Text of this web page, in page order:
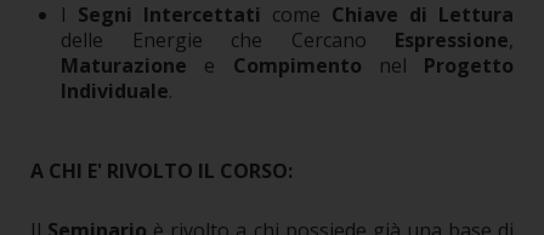
I Segni Intercettati come Chiave di Lettura
delle Energie che Cercano Espressione,
Maturazione e Compimento nel Progetto
Individuale.
A CHI E' RIVOLTO IL CORSO: